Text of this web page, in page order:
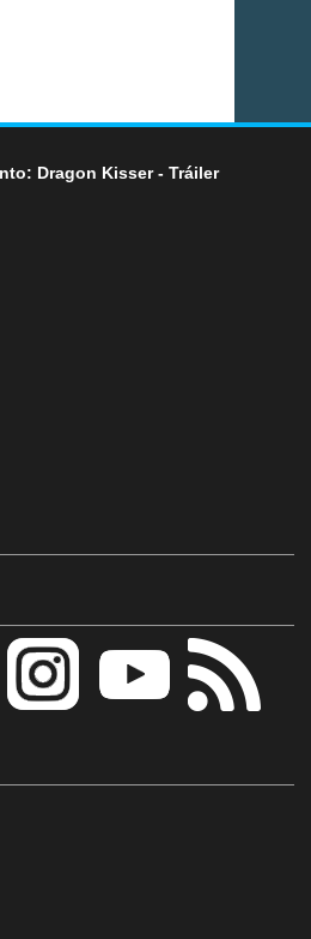
Dragon Kisser - Tráiler